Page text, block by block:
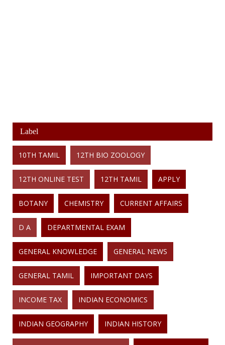
Label
10TH TAMIL 12TH BIO ZOOLOGY
12TH ONLINE TEST 12TH TAMIL APPLY
BOTANY CHEMISTRY CURRENT AFFAIRS
D A DEPARTMENTAL EXAM
GENERAL KNOWLEDGE GENERAL NEWS
GENERAL TAMIL IMPORTANT DAYS
INCOME TAX INDIAN ECONOMICS
INDIAN GEOGRAPHY INDIAN HISTORY